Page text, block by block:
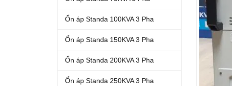
Ổn áp Standa 100KVA 3 Pha
Ổn áp Standa 150KVA 3 Pha
Ổn áp Standa 200KVA 3 Pha
Ổn áp Standa 250KVA 3 Pha